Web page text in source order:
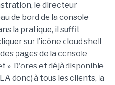
le directeur
de bord de la console
la pratique, il suffit
sur l’icône cloud shell
pages de la console
». D'ores et déjà disponible
donc) à tous les clients, la